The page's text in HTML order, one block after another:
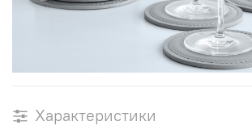
Характеристики